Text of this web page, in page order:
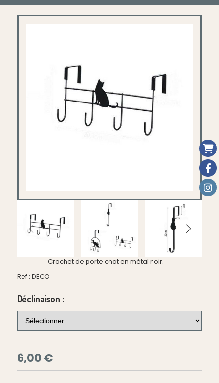
Crochet de porte chat en métal noir.
Ref : DECO
Déclinaison :
6,00 €